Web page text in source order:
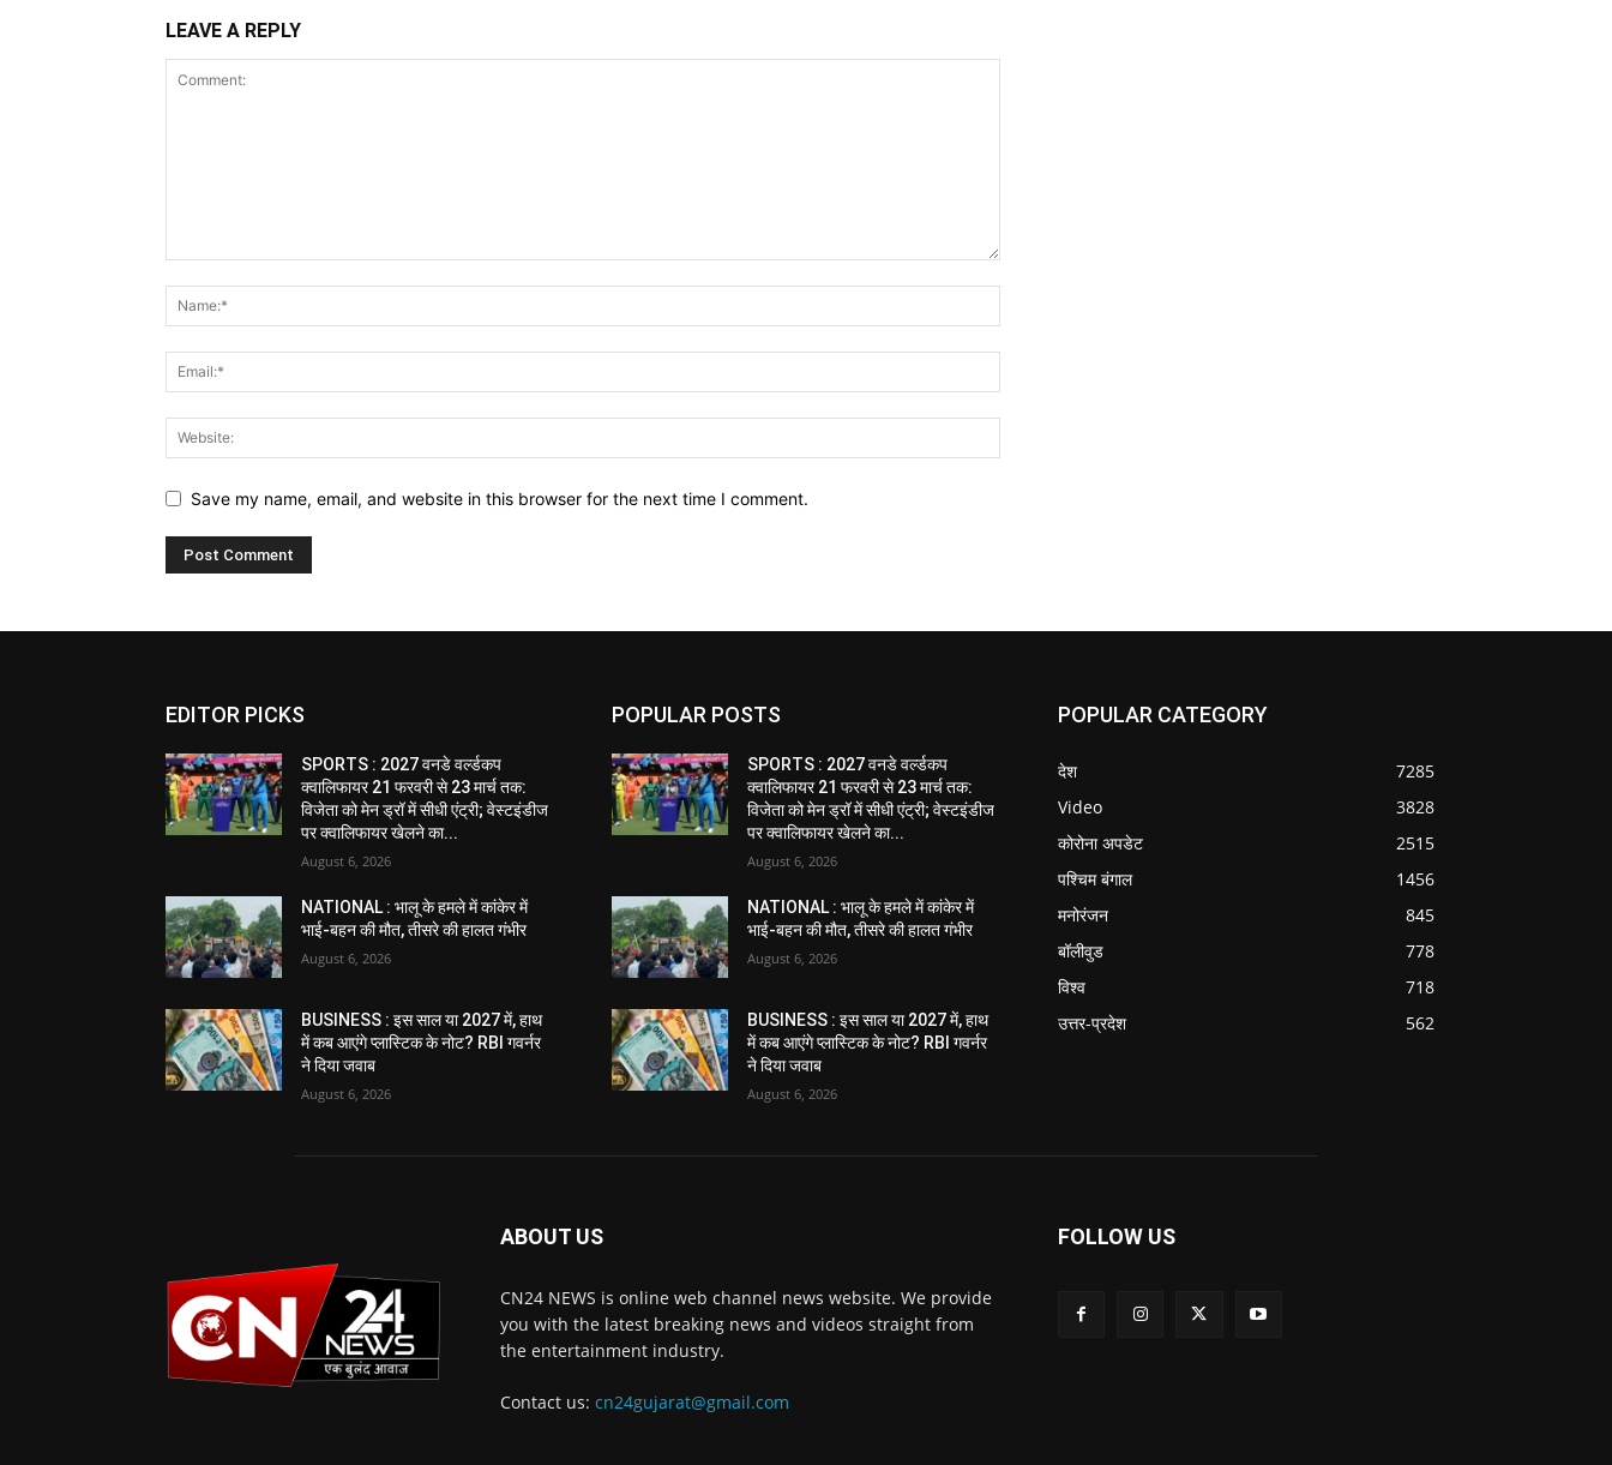
LEAVE A REPLY
Save my name, email, and website in this browser for the next time I comment.
EDITOR PICKS
SPORTS : 2027 वनडे वर्ल्डकप
क्वालिफायर 21 फरवरी से 23 मार्च तक:
विजेता को मेन ड्रॉ में सीधी एंट्री; वेस्टइंडीज
पर क्वालिफायर खेलने का...
August 6, 2026
NATIONAL : भालू के हमले में कांकेर में
भाई-बहन की मौत, तीसरे की हालत गंभीर
August 6, 2026
BUSINESS : इस साल या 2027 में, हाथ
में कब आएंगे प्लास्टिक के नोट? RBI गवर्नर
ने दिया जवाब
August 6, 2026
POPULAR POSTS
SPORTS : 2027 वनडे वर्ल्डकप
क्वालिफायर 21 फरवरी से 23 मार्च तक:
विजेता को मेन ड्रॉ में सीधी एंट्री; वेस्टइंडीज
पर क्वालिफायर खेलने का...
August 6, 2026
NATIONAL : भालू के हमले में कांकेर में
भाई-बहन की मौत, तीसरे की हालत गंभीर
August 6, 2026
BUSINESS : इस साल या 2027 में, हाथ
में कब आएंगे प्लास्टिक के नोट? RBI गवर्नर
ने दिया जवाब
August 6, 2026
POPULAR CATEGORY
देश
7285
Video
3828
कोरोना अपडेट
2515
पश्चिम बंगाल
1456
मनोरंजन
845
बॉलीवुड
778
विश्व
718
उत्तर-प्रदेश
562
ABOUT US
CN24 NEWS is online web channel news website. We provide
you with the latest breaking news and videos straight from
the entertainment industry.
Contact us: cn24gujarat@gmail.com
FOLLOW US